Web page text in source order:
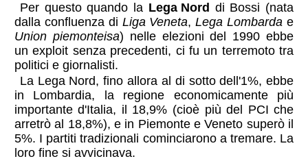
Per questo quando la Lega Nord di Bossi (nata
dalla confluenza di Liga Veneta,Lega Lombarda e
Union piemonteisa) nelle elezioni del 1990 ebbe
un exploit senza precedenti, ci fu un terremoto tra
politici e giornalisti.
La Lega Nord, fino allora al di sotto dell'1%, ebbe
in Lombardia, la regione economicamente più
importante d'Italia, il 18,9% (cioè più del PCI che
arretrò al 18,8%), e in Piemonte e Veneto superò il
5%. I partiti tradizionali cominciarono a tremare. La
loro fine si avvicinava.